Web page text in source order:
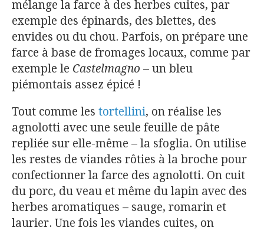
mélange la farce à des herbes cuites, par
exemple des épinards, des blettes, des
envides ou du chou. Parfois, on prépare une
farce à base de fromages locaux, comme par
exemple le Castelmagno – un bleu
piémontais assez épicé !
Tout comme les tortellini, on réalise les
agnolotti avec une seule feuille de pâte
repliée sur elle-même – la sfoglia. On utilise
les restes de viandes rôties à la broche pour
confectionner la farce des agnolotti. On cuit
du porc, du veau et même du lapin avec des
herbes aromatiques – sauge, romarin et
laurier. Une fois les viandes cuites, on